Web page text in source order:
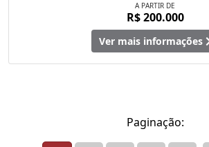
A PARTIR DE
R$ 200.000
Ver mais informações
Paginação: